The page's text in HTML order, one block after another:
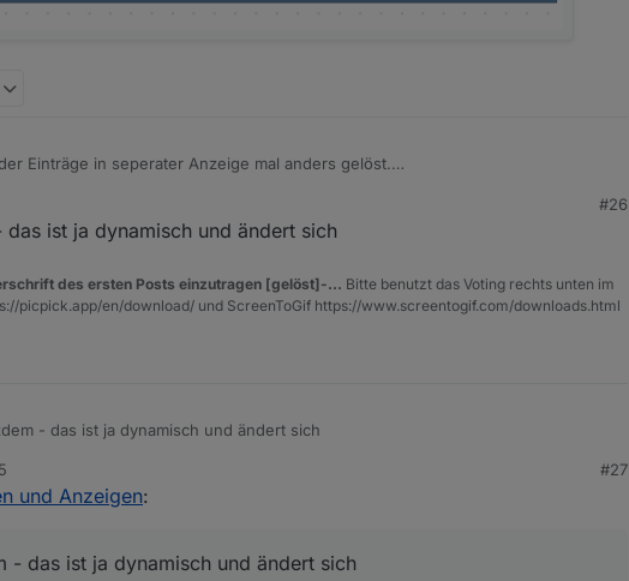
Einträge in seperater Anzeige mal anders gelöst.
also schneide ich sie ab.
#26
ist ja dynamisch und ändert sich
des ersten Posts einzutragen [gelöst]-... Bitte benutzt das Voting rechts unten im
picpick.app/en/download/ und ScreenToGif https://www.screentogif.com/downloads.html
- das ist ja dynamisch und ändert sich
#27
und Anzeigen:
- das ist ja dynamisch und ändert sich